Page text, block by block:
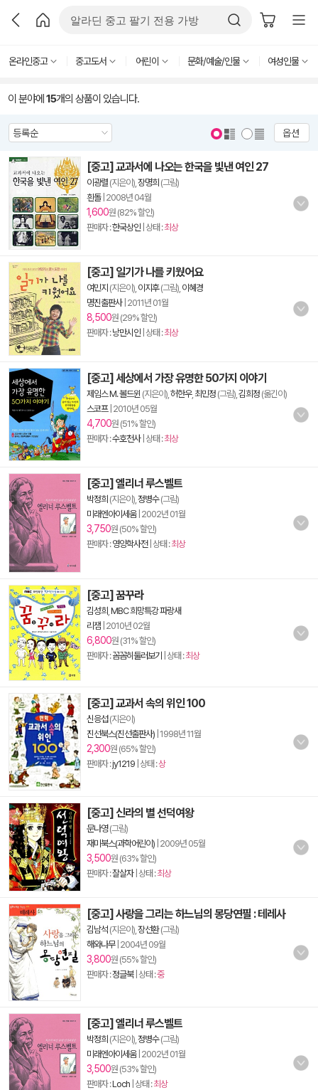
온라인중고 중고도서 어린이 문화/예술/인물 여성인물
이 분야에 15개의 상품이 있습니다.
옵션
[중고] 교과서에 나오는 한국을 빛낸 여인 27
이광렬 (지은이), 장명희 (그림)
흰돌| 2008년 04월
1,600원 (82% 할인)
판매자 :한국상인 | 상태 :최상
[중고] 일기가 나를 키웠어요
여민지 (지은이), 이지후(그림), 이혜경
명진출판사| 2011년 01월
8,500원 (29% 할인)
판매자 :낭만시인 | 상태 :최상
[중고] 세상에서 가장 유명한 50가지 이야기
제임스 M. 볼드윈 (지은이), 허한우, 최민정 (그림), 김희정 (옮긴이)
스코프| 2010년 05월
4,700원 (51% 할인)
판매자 :수호천사| 상태 :최상
[중고] 엘리너 루스벨트
박정희 (지은이), 정병수(그림)
미래엔아이세움| 2002년 01월
3,750원 (50% 할인)
판매자 :영양학사전| 상태 :최상
[중고] 꿈꾸라
김성희 MBC 희망특강 파랑새
리잼 2010년 02월
6,800원 (31% 할인)
판매자 :꼼꼼히둘러보기 | 상태 :최상
[중고] 교과서 속의 위인 100
신응섭(지은이)
진선북스(진선출판사) 1998년 11월
2,300원 (65% 할인)
판매자 :jy1219 | 상태 :상
[중고] 신라의 별 선덕여왕
문나영(그림)
재미북스(과학어린이) 2009년 05월
3,500원 (63% 할인)
판매자 :잘살자| 상태 :최상
[중고] 사랑을 그리는 하느님의 몽당연필 : 테레사
김남석 (지은이), 장선환(그림)
해와나무| 2004년 09월
3,800원 (55% 할인)
판매자 :정글북| 상태 :중
[중고] 엘리너 루스벨트
박정희 (지은이), 정병수(그림)
미래엔아이세움| 2002년 01월
3,500원 (53% 할인)
판매자 :Loch | 상태 :최상